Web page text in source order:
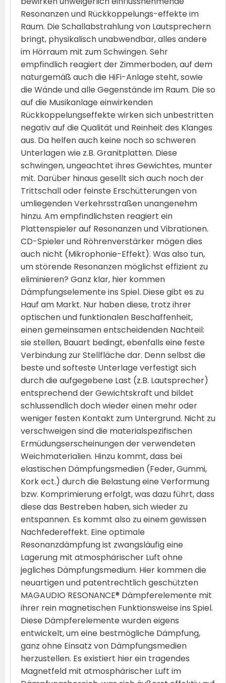
Resonanzen und Rückkoppelungs-effekte im
Raum. Die Schallabstrahlung von Lautsprechern
bringt, physikalisch unabwendbar, alles andere
im Hörraum mit zum Schwingen. Sehr
empfindlich reagiert der Zimmerboden, auf dem
naturgemäß auch die HiFi-Anlage steht, sowie
die Wände und alle Gegenstände im Raum. Die so
auf die Musikanlage einwirkenden
Rückkoppelungseffekte wirken sich unbestritten
negativ auf die Qualität und Reinheit des Klanges
aus. Da helfen auch keine noch so schweren
Unterlagen wie z.B. Granitplatten. Diese
schwingen, ungeachtet ihres Gewichtes, munter
mit. Darüber hinaus gesellt sich auch noch der
Trittschall oder feinste Erschütterungen von
umliegenden Verkehrsstraßen unangenehm
hinzu. Am empfindlichsten reagiert ein
Plattenspieler auf Resonanzen und Vibrationen.
CD-Spieler und Röhrenverstärker mögen dies
auch nicht (Mikrophonie-Effekt). Was also tun,
um störende Resonanzen möglichst effizient zu
eliminieren? Ganz klar, hier kommen
Dämpfungselemente ins Spiel. Diese gibt es zu
Hauf am Markt. Nur haben diese, trotz ihrer
optischen und funktionalen Beschaffenheit,
einen gemeinsamen entscheidenden Nachteil:
sie stellen, Bauart bedingt, ebenfalls eine feste
Verbindung zur Stellfläche dar. Denn selbst die
beste und softeste Unterlage verfestigt sich
durch die aufgegebene Last (z.B. Lautsprecher)
entsprechend der Gewichtskraft und bildet
schlussendlich doch wieder einen mehr oder
weniger festen Kontakt zum Untergrund. Nicht zu
verschweigen sind die materialspezifischen
Ermüdungserscheinungen der verwendeten
Weichmaterialien. Hinzu kommt, dass bei
elastischen Dämpfungsmedien (Feder, Gummi,
Kork ect.) durch die Belastung eine Verformung
bzw. Komprimierung erfolgt, was dazu führt, dass
diese das Bestreben haben, sich wieder zu
entspannen. Es kommt also zu einem gewissen
Nachfedereffekt. Eine optimale
Resonanzdämpfung ist zwangsläufig eine
Lagerung mit atmosphärischer Luft ohne
jegliches Dämpfungsmedium. Hier kommen die
neuartigen und patentrechtlich geschützten
MAGAUDIO RESONANCE® Dämpferelemente mit
ihrer rein magnetischen Funktionsweise ins Spiel.
Diese Dämpferelemente wurden eigens
entwickelt, um eine bestmögliche Dämpfung,
ganz ohne Einsatz von Dämpfungsmedien
herzustellen. Es existiert hier ein tragendes
Magnetfeld mit atmosphärischer Luft im